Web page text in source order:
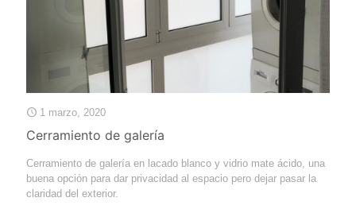
1 marzo, 2020
Cerramiento de galería
Cerramiento de galería en lacado blanco y vidrio mate ácido, una
buena opción para dar privacidad al espacio pero dejar pasar la
claridad del exterior.